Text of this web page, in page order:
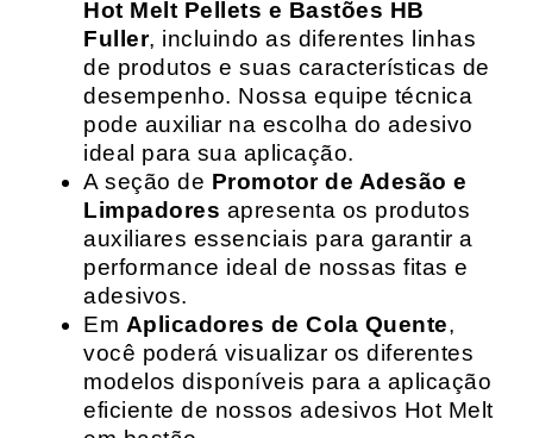
Hot Melt Pellets e Bastões HB
Fuller, incluindo as diferentes linhas
de produtos e suas características de
desempenho. Nossa equipe técnica
pode auxiliar na escolha do adesivo
ideal para sua aplicação.
A seção de Promotor de Adesão e
Limpadores apresenta os produtos
auxiliares essenciais para garantir a
performance ideal de nossas fitas e
adesivos.
Em Aplicadores de Cola Quente,
você poderá visualizar os diferentes
modelos disponíveis para a aplicação
eficiente de nossos adesivos Hot Melt